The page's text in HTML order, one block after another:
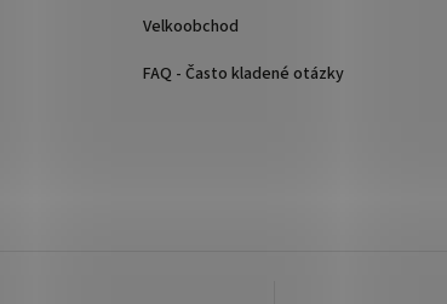
Velkoobchod
FAQ - Často kladené otázky